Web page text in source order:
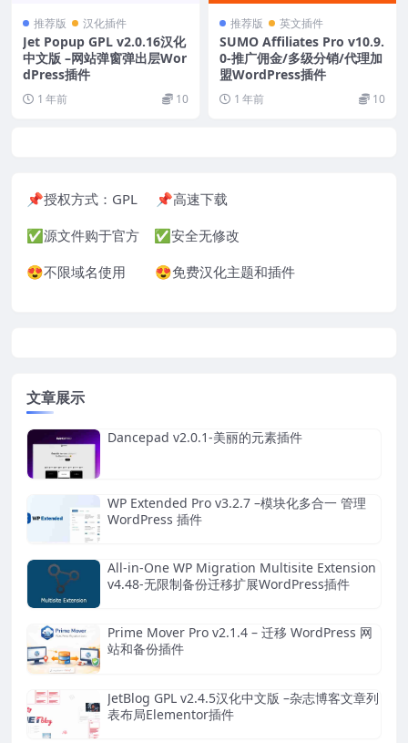
推荐版 汉化插件
Jet Popup GPL v2.0.16汉化
中文版 –网站弹窗弹出层Wor
dPress插件
1 年前 10
推荐版 英文插件
SUMO Affiliates Pro v10.9.
0-推广佣金/多级分销/代理加
盟WordPress插件
1 年前 10
📌授权方式：GPL 📌高速下载
✅源文件购于官方 ✅安全无修改
😍不限域名使用 😍免费汉化主题和插件
文章展示
Dancepad v2.0.1-美丽的元素插件
WP Extended Pro v3.2.7 –模块化多合一 管理
WordPress 插件
All-in-One WP Migration Multisite Extension
v4.48-无限制备份迁移扩展WordPress插件
Prime Mover Pro v2.1.4 – 迁移 WordPress 网
站和备份插件
JetBlog GPL v2.4.5汉化中文版 –杂志博客文章列
表布局Elementor插件